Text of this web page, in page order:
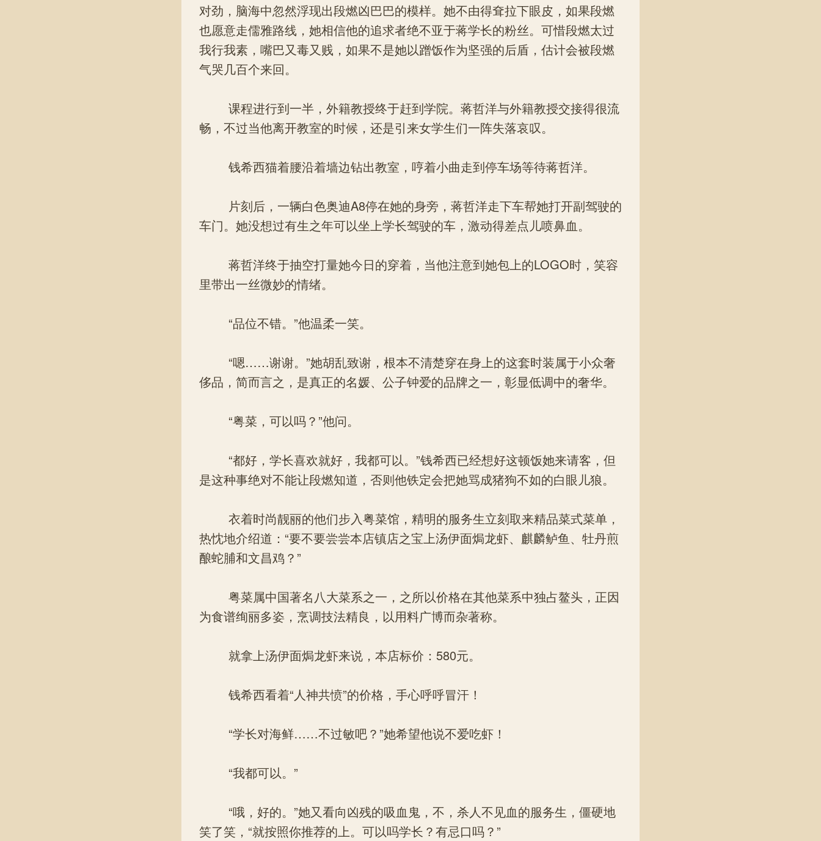
对劲，脑海中忽然浮现出段燃凶巴巴的模样。她不由得耷拉下眼皮，如果段燃
也愿意走儒雅路线，她相信他的追求者绝不亚于蒋学长的粉丝。可惜段燃太过
我行我素，嘴巴又毒又贱，如果不是她以蹭饭作为坚强的后盾，估计会被段燃
气哭几百个来回。
课程进行到一半，外籍教授终于赶到学院。蒋哲洋与外籍教授交接得很流
畅，不过当他离开教室的时候，还是引来女学生们一阵失落哀叹。
钱希西猫着腰沿着墙边钻出教室，哼着小曲走到停车场等待蒋哲洋。
片刻后，一辆白色奥迪A8停在她的身旁，蒋哲洋走下车帮她打开副驾驶的
车门。她没想过有生之年可以坐上学长驾驶的车，激动得差点儿喷鼻血。
蒋哲洋终于抽空打量她今日的穿着，当他注意到她包上的LOGO时，笑容
里带出一丝微妙的情绪。
“品位不错。”他温柔一笑。
“嗯……谢谢。”她胡乱致谢，根本不清楚穿在身上的这套时装属于小众奢
侈品，简而言之，是真正的名媛、公子钟爱的品牌之一，彰显低调中的奢华。
“粤菜，可以吗？”他问。
“都好，学长喜欢就好，我都可以。”钱希西已经想好这顿饭她来请客，但
是这种事绝对不能让段燃知道，否则他铁定会把她骂成猪狗不如的白眼儿狼。
衣着时尚靓丽的他们步入粤菜馆，精明的服务生立刻取来精品菜式菜单，
热忱地介绍道：“要不要尝尝本店镇店之宝上汤伊面焗龙虾、麒麟鲈鱼、牡丹煎
酿蛇脯和文昌鸡？”
粤菜属中国著名八大菜系之一，之所以价格在其他菜系中独占鳌头，正因
为食谱绚丽多姿，烹调技法精良，以用料广博而杂著称。
就拿上汤伊面焗龙虾来说，本店标价：580元。
钱希西看着“人神共愤”的价格，手心呼呼冒汗！
“学长对海鲜……不过敏吧？”她希望他说不爱吃虾！
“我都可以。”
“哦，好的。”她又看向凶残的吸血鬼，不，杀人不见血的服务生，僵硬地
笑了笑，“就按照你推荐的上。可以吗学长？有忌口吗？”